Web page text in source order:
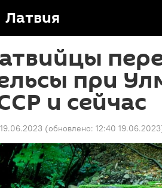
Латвия
при
и сейчас
19.06.2023 (обновлено: 12:40 19.06.2023